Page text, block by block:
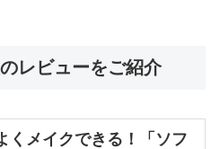
レビューをご紹介
くメイクできる！「ソフ